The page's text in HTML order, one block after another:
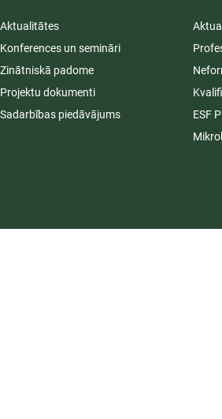
Aktualitātes
Konferences un semināri
Zinātniskā padome
Projektu dokumenti
Sadarbības piedāvājums
ESF